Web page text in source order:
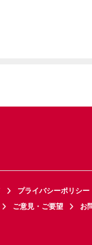
プライバシーポリシー
ご意見・ご要望 お